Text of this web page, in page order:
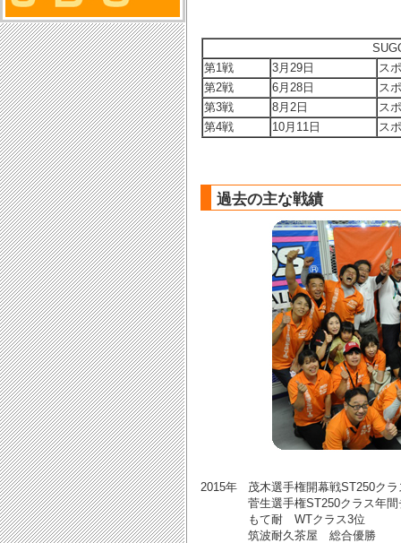
第1戦
3月29日
ス
第2戦
6月28日
ス
第3戦
8月2日
ス
第4戦
10月11日 ス
過去の主な戦績
2015年
茂木選手権開幕戦ST250ク
菅生選手権ST250クラス年
もて耐 WTクラス3位
筑波耐久茶屋 総合優勝